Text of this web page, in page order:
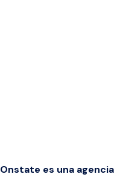
Onstate es una